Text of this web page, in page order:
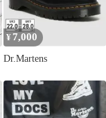
¥ 7,000
Dr.Martens